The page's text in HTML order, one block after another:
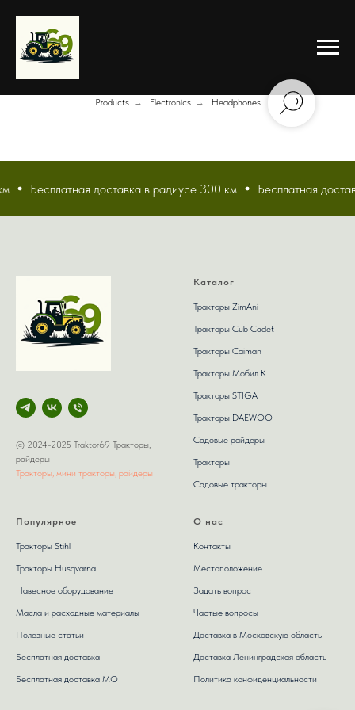
Products → Electronics → Headphones
Бесплатная доставка в радиусе 300 км Бесплатная
© 2024-2025 Traktor69 Тракторы,
райдеры
Тракторы, мини тракторы, райдеры
Каталог
Тракторы ZimAni
Тракторы Сub Сadet
Тракторы Caiman
Тракторы Мобил К
Тракторы STIGA
Тракторы DAEWOO
Садовые райдеры
Тракторы
Садовые тракторы
Популярное
Тракторы Stihl
Тракторы Husqvarna
Навесное оборудование
Масла и расходные материалы
Полезные статьи
Бесплатная доставка
Бесплатная доставка МО
О нас
Контакты
Местоположение
Задать вопрос
Частые вопросы
Доставка в Московскую область
Доставка Ленинградская область
Политика конфиденциальности